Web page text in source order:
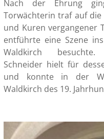
Nach der Ehrung
Torwächterin traf auf
und Kuren vergangener
entführte eine Szene
Waldkirch besuchte.
Schneider hielt für
und konnte in der
Waldkirch des 19.